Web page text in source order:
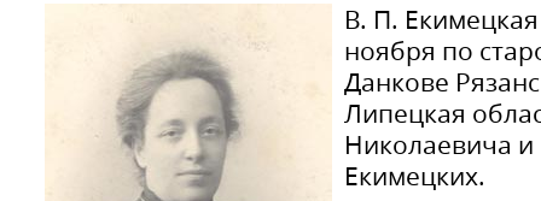
В. П.
ноября по
Данкове
Липецкая
Николаевича
Екимецких.